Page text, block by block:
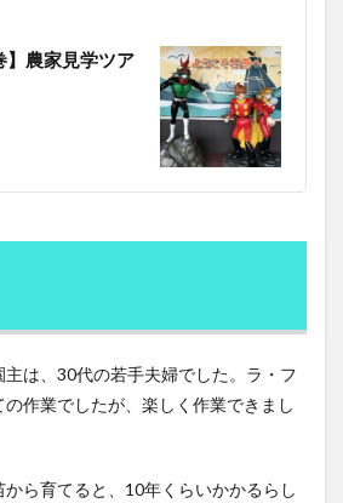
】農家見学ツア
は、30代の若手夫婦でした。ラ・フ
作業でしたが、楽しく作業できまし
ら育てると、10年くらいかかるらし